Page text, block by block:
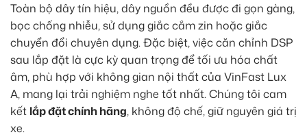
Toàn bộ dây tín hiệu, dây nguồn đều được đi gọn gàng,
bọc chống nhiễu, sử dụng giắc cắm zin hoặc giắc
chuyển đổi chuyên dụng. Đặc biệt, việc căn chỉnh DSP
sau lắp đặt là cực kỳ quan trọng để tối ưu hóa chất
âm, phù hợp với không gian nội thất của VinFast Lux
A, mang lại trải nghiệm nghe tốt nhất. Chúng tôi cam
kết lắp đặt chính hãng, không độ chế, giữ nguyên giá trị
xe.